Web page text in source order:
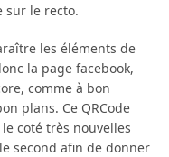
sur le recto.
les éléments de
la page facebook,
comme à bon
plans. Ce QRCode
coté très nouvelles
second afin de donner